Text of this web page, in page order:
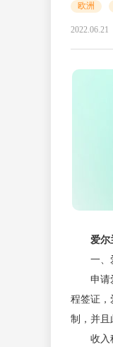
欧洲
2022.06.21
爱尔兰
一、爱
申请爱
程签证，
制，并且
收入稳